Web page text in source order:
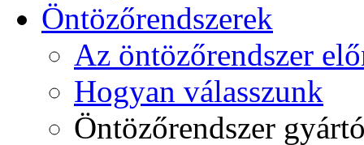
Öntözőrendszerek
Az öntözőrendszer
Hogyan válasszunk
Öntözőrendszer